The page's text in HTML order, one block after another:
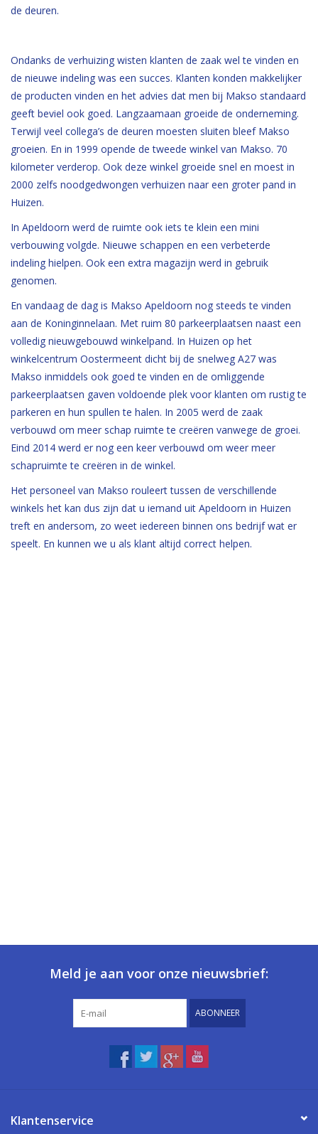
de deuren.
Ondanks de verhuizing wisten klanten de zaak wel te vinden en
de nieuwe indeling was een succes. Klanten konden makkelijker
de producten vinden en het advies dat men bij Makso standaard
geeft beviel ook goed. Langzaamaan groeide de onderneming.
Terwijl veel collega’s de deuren moesten sluiten bleef Makso
groeien. En in 1999 opende de tweede winkel van Makso. 70
kilometer verderop. Ook deze winkel groeide snel en moest in
2000 zelfs noodgedwongen verhuizen naar een groter pand in
Huizen.
In Apeldoorn werd de ruimte ook iets te klein een mini
verbouwing volgde. Nieuwe schappen en een verbeterde
indeling hielpen. Ook een extra magazijn werd in gebruik
genomen.
En vandaag de dag is Makso Apeldoorn nog steeds te vinden
aan de Koninginnelaan. Met ruim 80 parkeerplaatsen naast een
volledig nieuwgebouwd winkelpand. In Huizen op het
winkelcentrum Oostermeent dicht bij de snelweg A27 was
Makso inmiddels ook goed te vinden en de omliggende
parkeerplaatsen gaven voldoende plek voor klanten om rustig te
parkeren en hun spullen te halen. In 2005 werd de zaak
verbouwd om meer schap ruimte te creëren vanwege de groei.
Eind 2014 werd er nog een keer verbouwd om weer meer
schapruimte te creëren in de winkel.
Het personeel van Makso rouleert tussen de verschillende
winkels het kan dus zijn dat u iemand uit Apeldoorn in Huizen
treft en andersom, zo weet iedereen binnen ons bedrijf wat er
speelt. En kunnen we u als klant altijd correct helpen.
Meld je aan voor onze nieuwsbrief:
ABONNEER
Klantenservice